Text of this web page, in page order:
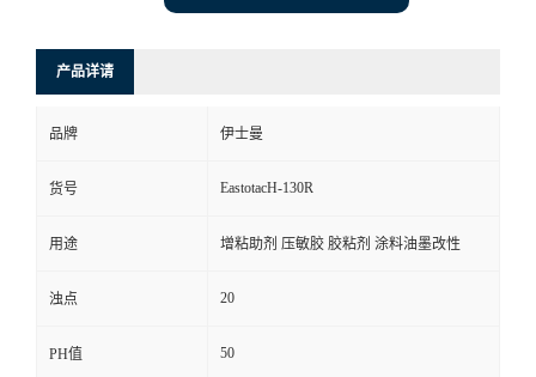
产品详请
品牌 伊士曼
货号 EastotacH-130R
用途 增粘助剂 压敏胶 胶粘剂 涂料油墨改性
浊点 20
PH值 50